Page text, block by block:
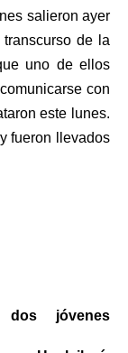
salieron ayer
de la
uno de ellos
con
este lunes.
fueron llevados
jóvenes